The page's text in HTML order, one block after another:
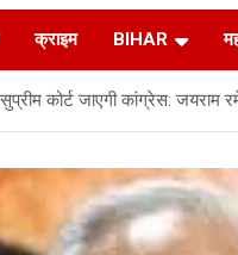
क्राइम BIHAR
कोर्ट जाएगी कांग्रेस: जयराम